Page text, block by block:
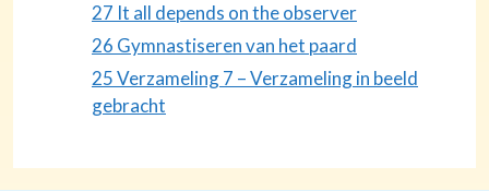
27 It all depends on the observer
26 Gymnastiseren van het paard
25 Verzameling 7 – Verzameling in beeld
gebracht